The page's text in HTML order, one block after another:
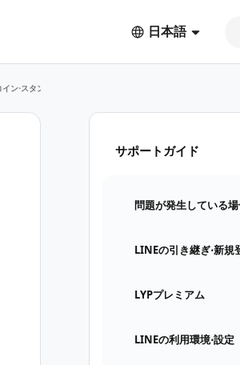
日本語
サポートガイド
問題が発生している
LINEの引き継ぎ⋅新規
LYPプレミアム
LINEの利用環境⋅設定
ン⋅スタンプ⋅絵文字など）が消えた